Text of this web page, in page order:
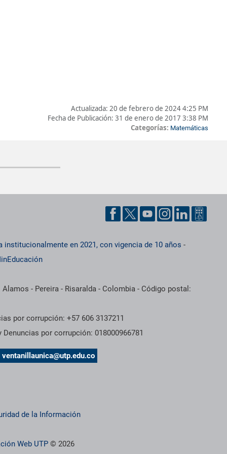
Actualizada: 20 de febrero de 2024 4:25 PM
Fecha de Publicación: 31 de enero de 2017 3:38 PM
Categorías: Matemáticas
institucionalmente en 2021, con vigencia de 10 años -
- Pereira - Risaralda - Colombia - Código postal:
por corrupción: +57 606 3137211
por corrupción: 018000966781
ventanillaunica@utp.edu.co
de la Información
Web UTP © 2026